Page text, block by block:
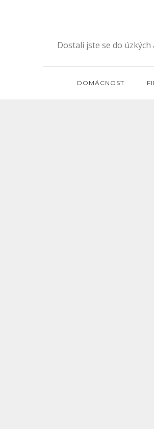
Dostali jste se do
DOMÁCNOST